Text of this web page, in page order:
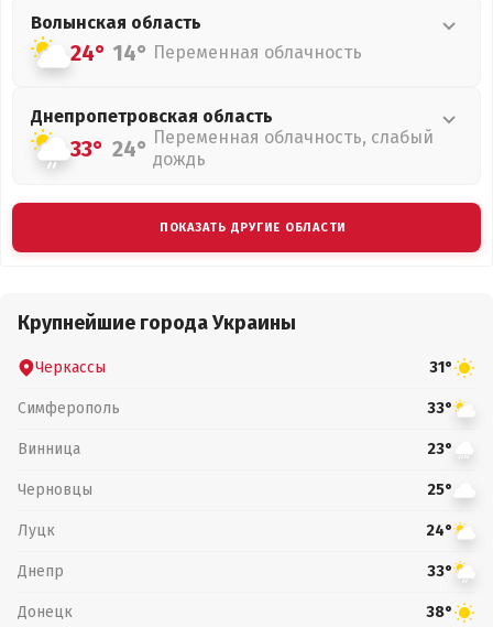
Волынская область
24° 14° Переменная облачность
Днепропетровская область
33° 24° Переменная облачность, слабый
дождь
ПОКАЗАТЬ ДРУГИЕ ОБЛАСТИ
Крупнейшие города Украины
Черкассы 31°
Симферополь 33°
Винница 23°
Черновцы 25°
Луцк 24°
Днепр 33°
Донецк 38°